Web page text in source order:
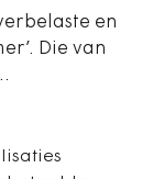
en
Die van